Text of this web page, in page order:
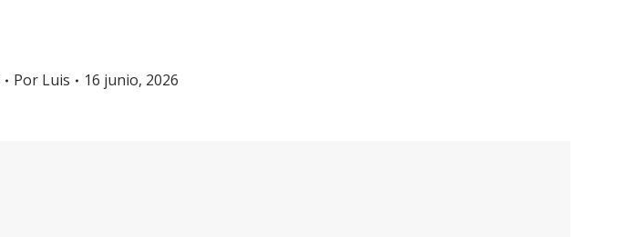
Por Luis 16 junio, 2026